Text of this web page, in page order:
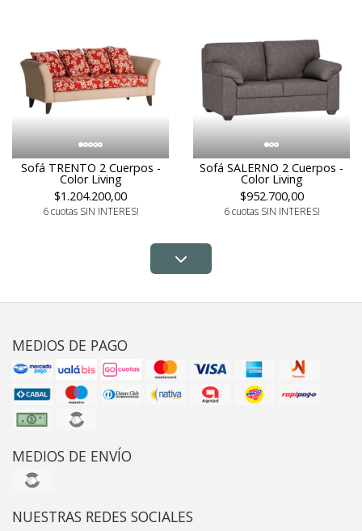
Sofá TRENTO 2 Cuerpos -
Color Living
$1.204.200,00
6 cuotas SIN INTERES!
Sofá SALERNO 2 Cuerpos -
Color Living
$952.700,00
6 cuotas SIN INTERES!
MEDIOS DE PAGO
MEDIOS DE ENVÍO
NUESTRAS REDES SOCIALES